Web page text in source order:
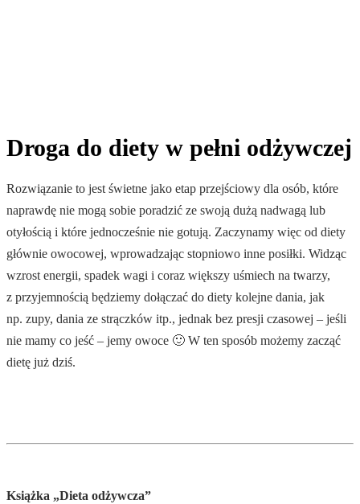
Droga do diety w pełni odżywczej
Rozwiązanie to jest świetne jako etap przejściowy dla osób, które
naprawdę nie mogą sobie poradzić ze swoją dużą nadwagą lub
otyłością i które jednocześnie nie gotują. Zaczynamy więc od diety
głównie owocowej, wprowadzając stopniowo inne posiłki. Widząc
wzrost energii, spadek wagi i coraz większy uśmiech na twarzy,
z przyjemnością będziemy dołączać do diety kolejne dania, jak
np. zupy, dania ze strączków itp., jednak bez presji czasowej – jeśli
nie mamy co jeść – jemy owoce 🙂 W ten sposób możemy zacząć
dietę już dziś.
Książka „Dieta odżywcza”